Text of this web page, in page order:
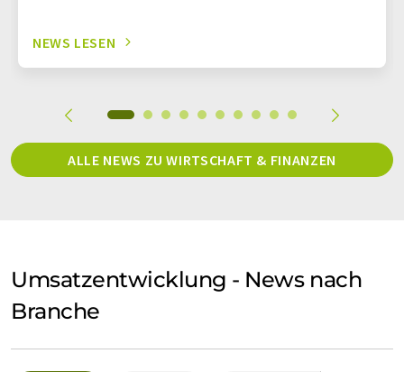
NEWS LESEN
ALLE NEWS ZU WIRTSCHAFT & FINANZEN
Umsatzentwicklung - News nach
Branche